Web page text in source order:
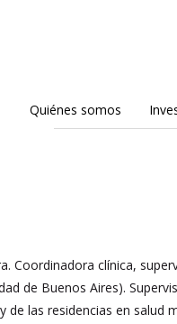
Quiénes somos
Coordinadora clínica,
de Buenos Aires).
las residencias en salud